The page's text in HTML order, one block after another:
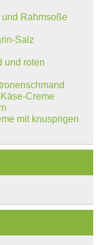
Rahmsoße
Salz
und roten
Creme
mit knusprigen